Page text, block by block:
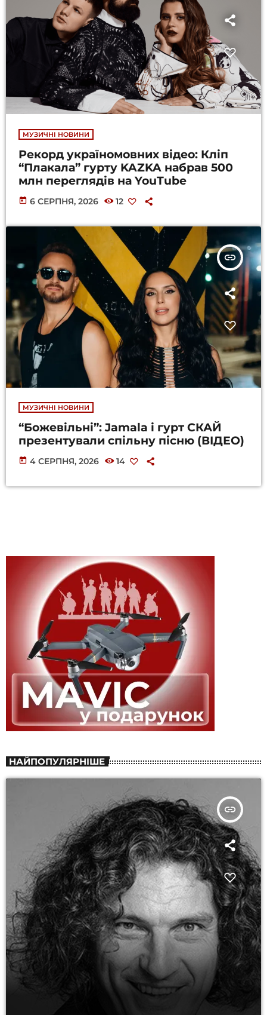
МУЗИЧНІ НОВИНИ
Рекорд україномовних відео: Кліп
“Плакала” гурту KAZKA набрав 500
млн переглядів на YouTube
today 6 СЕРПНЯ, 2026 12
insert_link
МУЗИЧНІ НОВИНИ
“Божевільні”: Jamala і гурт СКАЙ
презентували спільну пісню (ВІДЕО)
today 4 СЕРПНЯ, 2026 14
НАЙПОПУЛЯРНІШЕ
insert_link